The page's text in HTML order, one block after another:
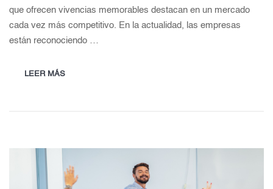
que ofrecen vivencias memorables destacan en un mercado
cada vez más competitivo. En la actualidad, las empresas
están reconociendo …
LEER MÁS